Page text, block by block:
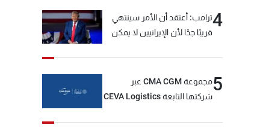
4ترامب: أعتقد أن الأمر سينتهي
قريبًا جدًا لأن الإيرانيين لا يمكن
5
مجموعة CMA CGM عبر
شركتها التابعة CEVA Logistics